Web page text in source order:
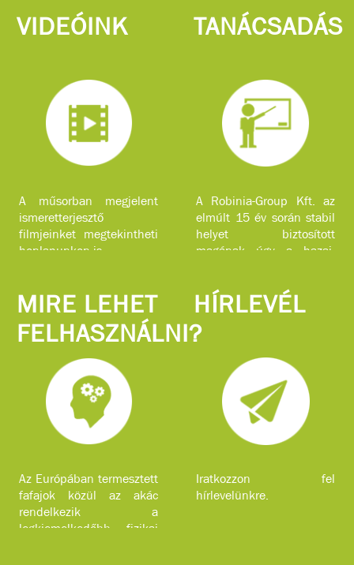
VIDEÓINK
A műsorban megjelent
ismeretterjesztő
filmjeinket megtekintheti
honlapunkon is.
TANÁCSADÁS
A Robinia-Group Kft. az
elmúlt 15 év során stabil
helyet biztosított
magának úgy a hazai,
szolgáltatásokkal.
MIRE LEHET
FELHASZNÁLNI?
Az Európában termesztett
fafajok közül az akác
rendelkezik a
legkiemelkedőbb fizikai
HÍRLEVÉL
Iratkozzon fel
hírlevelünkre.